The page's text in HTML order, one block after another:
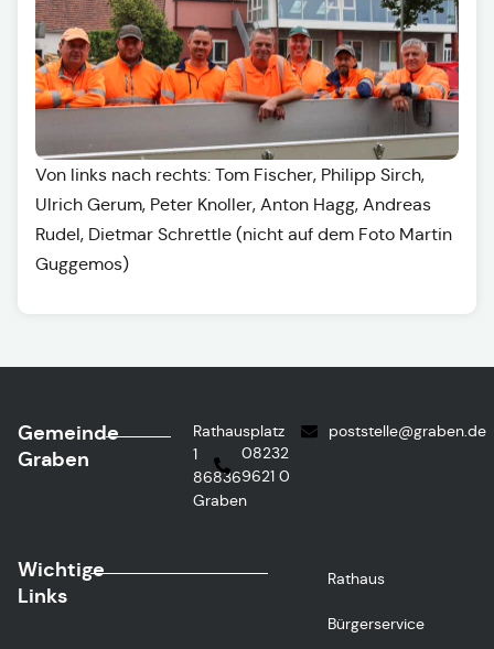
Von links nach rechts: Tom Fischer, Philipp Sirch,
Ulrich Gerum, Peter Knoller, Anton Hagg, Andreas
Rudel, Dietmar Schrettle (nicht auf dem Foto Martin
Guggemos)
Gemeinde
Graben
Rathausplatz
1
86836
Graben
08232
9621 0
poststelle@graben.de
Wichtige
Links
Rathaus
Bürgerservice